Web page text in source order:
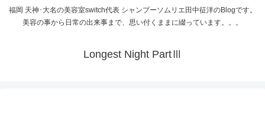
福岡 天神･大名の美容室switch代表 シャンプーソムリエ田中征洋のBlogです。
美容の事から日常の出来事まで、思い付くままに綴っています。。。
Longest Night PartⅢ